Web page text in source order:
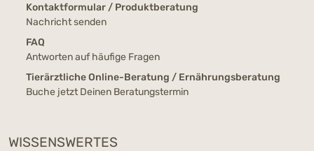
Kontaktformular / Produktberatung
Nachricht senden
FAQ
Antworten auf häufige Fragen
Tierärztliche Online-Beratung / Ernährungsberatung
Buche jetzt Deinen Beratungstermin
WISSENSWERTES